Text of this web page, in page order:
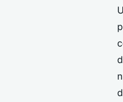
10 min de lecture